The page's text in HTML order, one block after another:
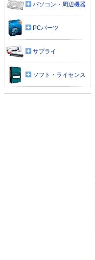
パソコン・周辺機器
PCパーツ
サプライ
ソフト・ライセンス